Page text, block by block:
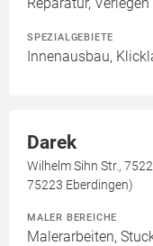
SPEZIALGEBIETE
Innenausbau,
Darek
Wilhelm Sihn Str.,
75223 Eberdingen)
MALER BEREICHE
Malerarbeiten,